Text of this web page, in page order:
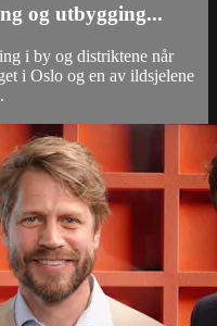
og utbygging...
i by og distriktene når
i Oslo og en av ildsjelene